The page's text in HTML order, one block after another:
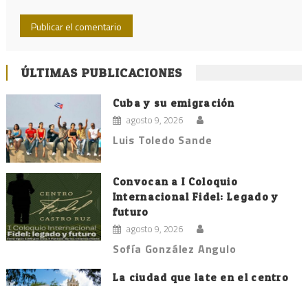
ÚLTIMAS PUBLICACIONES
Cuba y su emigración
agosto 9, 2026
Luis Toledo Sande
Convocan a I Coloquio
Internacional Fidel: Legado y
futuro
agosto 9, 2026
Sofía González Angulo
La ciudad que late en el centro